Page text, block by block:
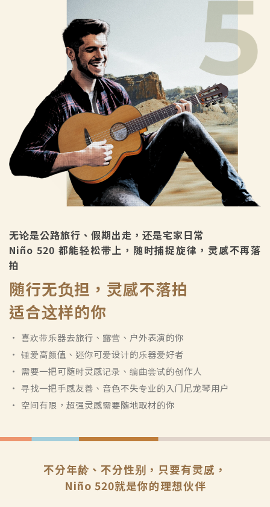
无论是公路旅行、假期出走，还是宅家日常
Niño 520 都能轻松带上，随时捕捉旋律，灵感不再落
拍
随行无负担，灵感不落拍
适合这样的你
• 喜欢带乐器去旅行、露营、户外表演的你
• 锺爱高颜值、迷你可爱设计的乐器爱好者
• 需要一把可随时灵感记录、编曲尝试的创作人
• 寻找一把手感友善、音色不失专业的入门尼龙琴用户
• 空间有限，超强灵感需要随地取材的你
不分年龄、不分性别，只要有灵感，
Niño 520就是你的理想伙伴